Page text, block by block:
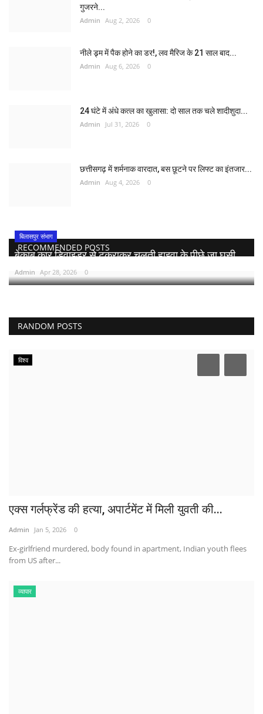
गुजरने...
Admin Aug 2, 2026 0
नीले ड्र्म में पैक होने का डर!, लव मैरिज के 21 साल बाद...
Admin Aug 6, 2026 0
24 घंटे में अंधे कत्ल का खुलासा: दो साल तक चले शादीशुदा...
Admin Jul 31, 2026 0
छत्तीसगढ़ में शर्मनाक वारदात, बस छूटने पर लिफ्ट का इंतजार...
Admin Aug 4, 2026 0
RECOMMENDED POSTS
बिलासपुर संभाग
बेकाबू कार डिवाइडर से टकराकर चलती हाइवा के पीछे जा घुसी,...
Admin Apr 28, 2026 0
RANDOM POSTS
विश्व
एक्स गर्लफ्रेंड की हत्या, अपार्टमेंट में मिली युवती की...
Admin Jan 5, 2026 0
Ex-girlfriend murdered, body found in apartment, Indian youth flees
from US after...
व्यापार